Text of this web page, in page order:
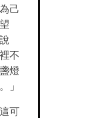
己
不
燈
」
可